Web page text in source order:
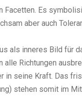
Facetten. Es
aber auch
als inneres Bild für
Richtungen
in seine Kraft. Das
stehen somit im